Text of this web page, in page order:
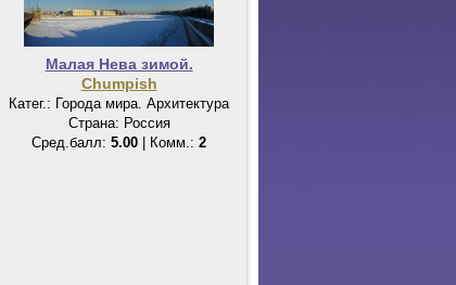
Малая Нева зимой.
Chumpish
Катег.: Города мира. Архитектура
Страна: Россия
Сред.балл: 5.00 | Комм.: 2